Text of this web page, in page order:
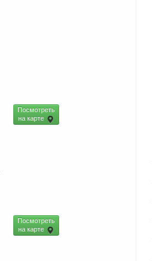
Посмотреть
на карте
Посмотреть
на карте